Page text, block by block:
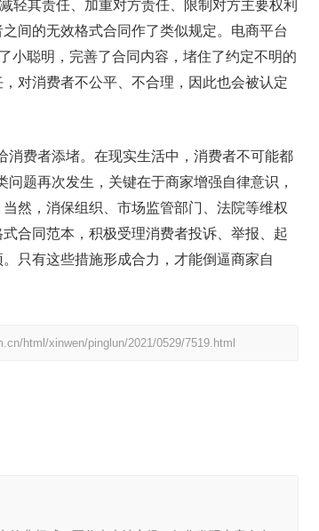
轻其责任、加重对方责任、限制对方主要权利
间的无效格式合同作了类似规定。电商平台
小聪明，完善了合同内容，堵住了约定不明的
对消费者不公平、不合理，因此也会被认定
费者添堵。在现实生活中，消费者不可能都
题再次发生，关键在于商家增强自律意识，
然，消保组织、市场监管部门、法院等维权
合同范本，积极受理消费者投诉、举报、起
只有这些措施形成合力，才能倒逼商家自
html/xinwen/pinglun/2021/0529/7519.html